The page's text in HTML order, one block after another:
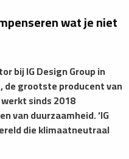
wat je niet
bij IG Design Group in
de grootste producent van
sinds 2018
van duurzaamheid. ‘IG
die klimaatneutraal